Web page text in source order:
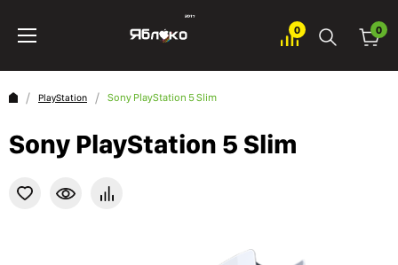
0 0
PlayStation Sony PlayStation 5 Slim
Sony PlayStation 5 Slim